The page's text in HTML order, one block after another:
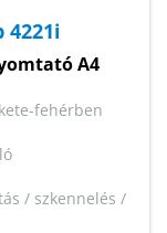
A4
fehérben
/ szkennelés /